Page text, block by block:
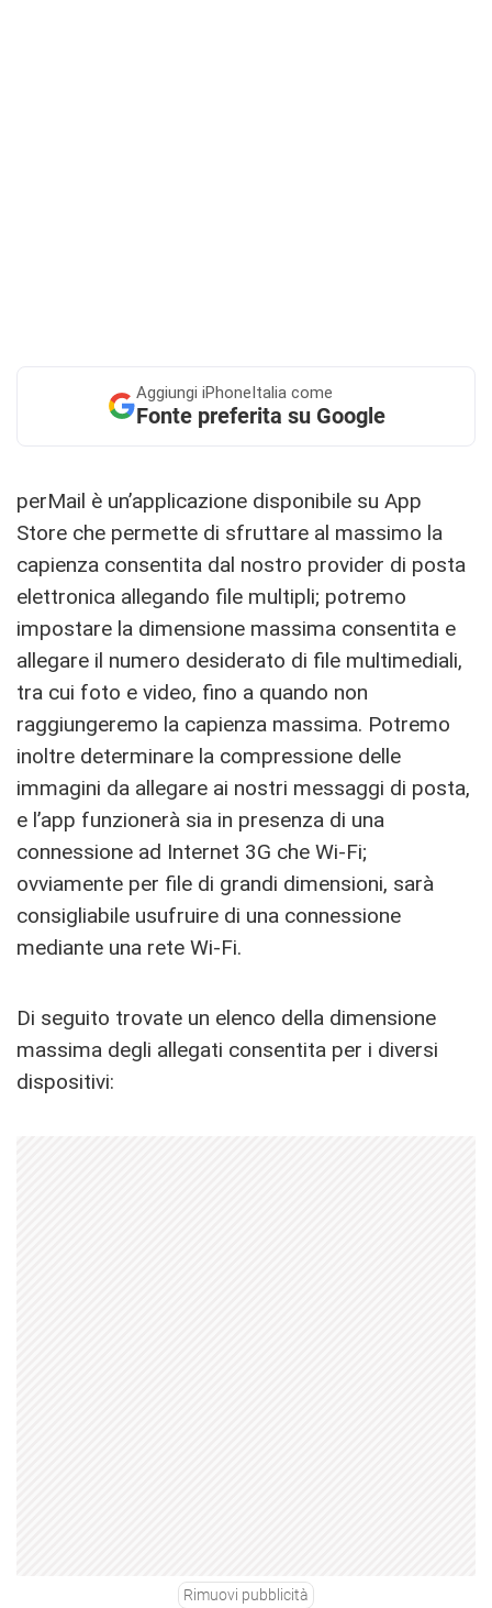
Aggiungi iPhoneItalia come
Fonte preferita su Google
perMail è un’applicazione disponibile su App
Store che permette di sfruttare al massimo la
capienza consentita dal nostro provider di posta
elettronica allegando file multipli; potremo
impostare la dimensione massima consentita e
allegare il numero desiderato di file multimediali,
tra cui foto e video, fino a quando non
raggiungeremo la capienza massima. Potremo
inoltre determinare la compressione delle
immagini da allegare ai nostri messaggi di posta,
e l’app funzionerà sia in presenza di una
connessione ad Internet 3G che Wi-Fi;
ovviamente per file di grandi dimensioni, sarà
consigliabile usufruire di una connessione
mediante una rete Wi-Fi.
Di seguito trovate un elenco della dimensione
massima degli allegati consentita per i diversi
dispositivi:
Rimuovi pubblicità